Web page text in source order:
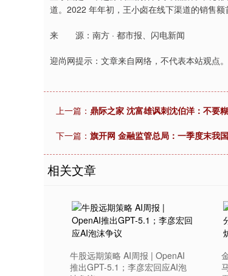
道。2022 年年初，王小卤在线下渠道的销售额
来 源：南方 · 都市报、闪电新闻
迎尚网提示：文章来自网络，不代表本站观点。
上一篇： 鼎际之家 沈富雄讽刺沈伯洋：不要
下一篇： 旗开网 金融监管总局：一季度末我
相关文章
牛股远期策略 AI周报 | OpenAI
推出GPT-5.1；李彦宏回应AI泡